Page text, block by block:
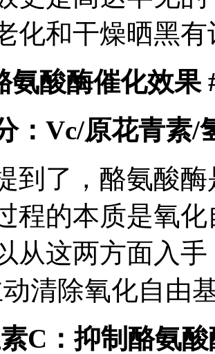
化和干燥晒黑
氨酸酶催化效果
：Vc/原花青素/
到了，酪氨酸
程的本质是氧
从这两方面入
清除氧化自由
C：抑制酪氨